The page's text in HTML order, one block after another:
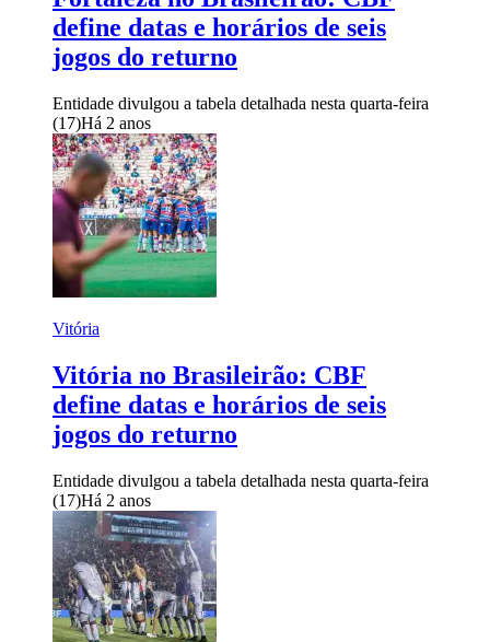
define datas e horários de seis
jogos do returno
Entidade divulgou a tabela detalhada nesta quarta-feira
(17)Há 2 anos
Vitória
Vitória no Brasileirão: CBF
define datas e horários de seis
jogos do returno
Entidade divulgou a tabela detalhada nesta quarta-feira
(17)Há 2 anos